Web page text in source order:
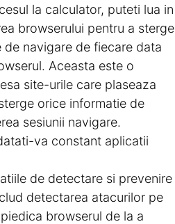
la calculator, puteti lua in
browserului pentru a sterge
de navigare de fiecare data
Aceasta este o
site-urile care plaseaza
orice informatie de
sesiunii navigare.
va constant aplicatii
de detectare si prevenire
detectarea atacurilor pe
browserul de la a